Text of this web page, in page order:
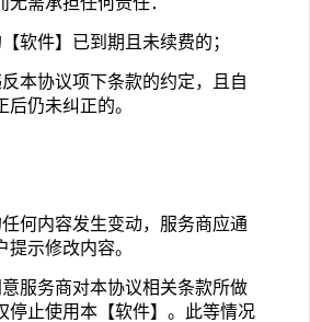
软件】已到期且未续费的；
反本协议项下条款的约定，且自
仍未纠正的。
何内容发生变动，服务商应通
示修改内容。
服务商对本协议相关条款所做
停止使用本【软件】。此等情况